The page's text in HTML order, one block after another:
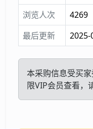
浏览人次
4269
最后更新
2025-
本采购信息受买
限VIP会员查看，